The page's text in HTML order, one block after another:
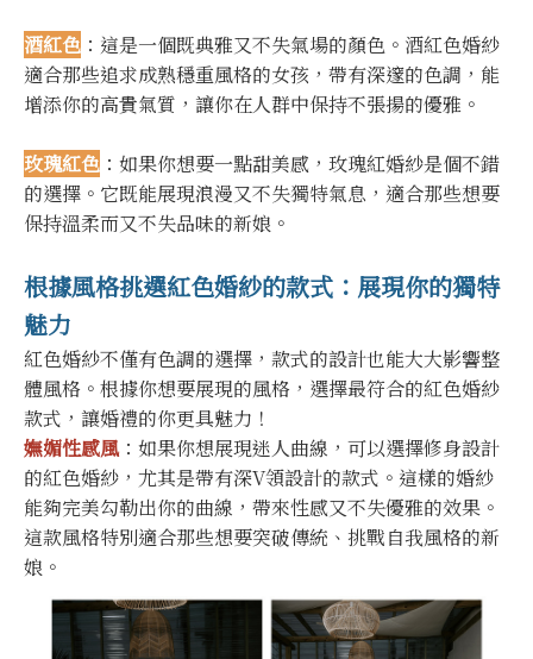
酒紅色 ：這是一個既典雅又不失氣場的顏色。酒紅色婚紗
適合那些追求成熟穩重風格的女孩，帶有深邃的色調，能
增添你的高貴氣質，讓你在人群中保持不張揚的優雅。
玫瑰紅色 ：如果你想要一點甜美感，玫瑰紅婚紗是個不錯
的選擇。它既能展現浪漫又不失獨特氣息，適合那些想要
保持溫柔而又不失品味的新娘。
根據風格挑選紅色婚紗的款式：展現你的獨特
魅力
紅色婚紗不僅有色調的選擇，款式的設計也能大大影響整
體風格。根據你想要展現的風格，選擇最符合的紅色婚紗
款式，讓婚禮的你更具魅力！
嫵媚性感風：如果你想展現迷人曲線，可以選擇修身設計
的紅色婚紗，尤其是帶有深V領設計的款式。這樣的婚紗
能夠完美勾勒出你的曲線，帶來性感又不失優雅的效果。
這款風格特別適合那些想要突破傳統、挑戰自我風格的新
娘。